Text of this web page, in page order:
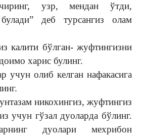
узр, мендан ўтди,
деб турсангиз олам
калити бўлган- жуфтингизни
харис булинг.
учун олиб келган нафакасига
никохингиз, жуфтингиз
учун гўзал дуоларда бўлинг.
дуолари мехрибон